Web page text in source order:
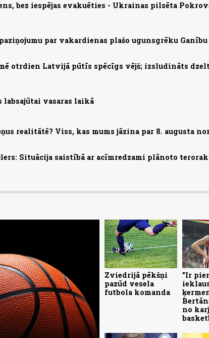
bez iespējas evakuēties - Ukrainas pilsēta
par vakardienas plašo ugunsgrēku
otrdien Latvijā pūtīs spēcīgs vējš; izsludināts
labsajūtai vasaras laikā
realitātē? Viss, kas mums jāzina par 8. augusta
Situācija saistībā ar acīmredzami plānoto
Zviedrijā pēkšņi
pazūd vesela
futbola komanda
"Ir
no